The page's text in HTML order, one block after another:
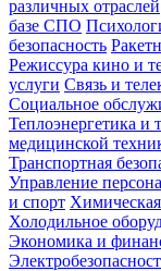
различных отраслей
базе СПО
безопасность
Режиссура кино и
услуги Связь и
Социальное
Теплоэнергетика и
медицинской
Транспортная
Управление
и спорт
Холодильное
Экономика и